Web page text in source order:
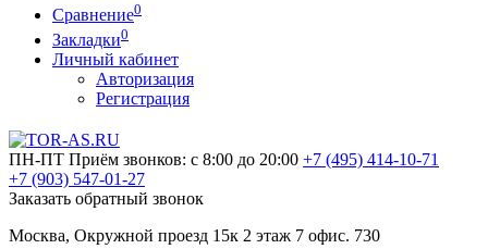
Сравнение0
Закладки0
Личный кабинет
Авторизация
Регистрация
ПН-ПТ Приём звонков: с 8:00 до 20:00 +7 (495) 414-10-71
+7 (903) 547-01-27
Заказать обратный звонок
Москва, Окружной проезд 15к 2 этаж 7 офис. 730